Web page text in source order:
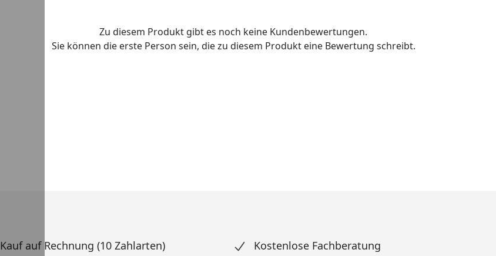
Zu diesem Produkt gibt es noch keine Kundenbewertungen.
Sie können die erste Person sein, die zu diesem Produkt eine Bewertung schreibt.
Kauf auf Rechnung (10 Zahlarten) Kostenlose Fachberatung